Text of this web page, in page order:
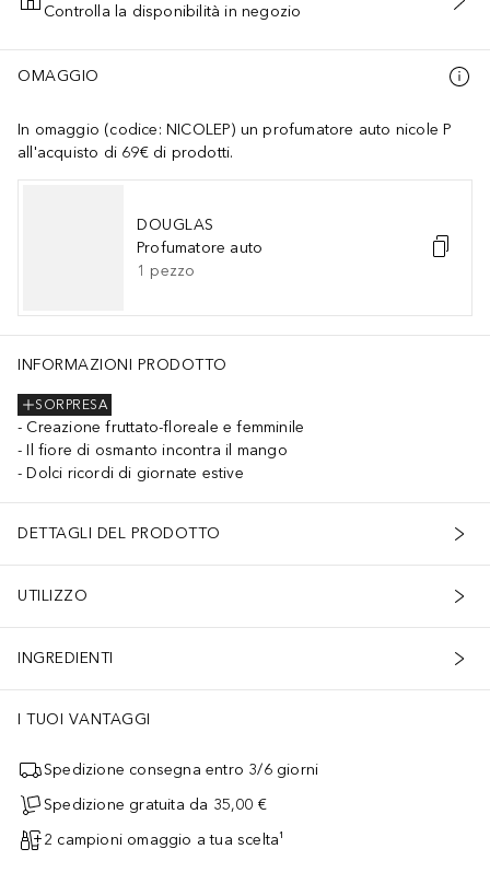
AGGIUNGI AL CARRELLO
Controlla la disponibilità in negozio
OMAGGIO
In omaggio (codice: NICOLEP) un profumatore auto nicole P
all'acquisto di 69€ di prodotti.
DOUGLAS
Profumatore auto
1 pezzo
INFORMAZIONI PRODOTTO
SORPRESA
Creazione fruttato-floreale e femminile
Il fiore di osmanto incontra il mango
Dolci ricordi di giornate estive
DETTAGLI DEL PRODOTTO
UTILIZZO
INGREDIENTI
I TUOI VANTAGGI
Spedizione consegna entro 3/6 giorni
Spedizione gratuita da 35,00 €
2 campioni omaggio a tua scelta¹